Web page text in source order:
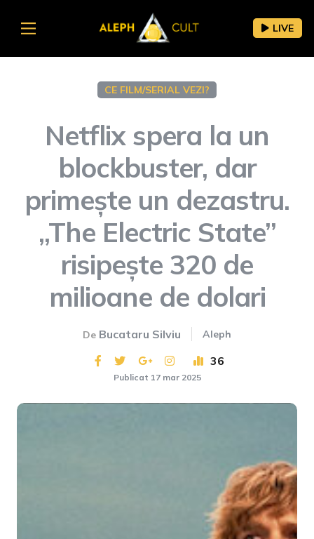
LIVE
CE FILM/SERIAL VEZI?
Netflix spera la un
blockbuster, dar
primește un dezastru.
„The Electric State”
risipește 320 de
milioane de dolari
De Bucataru Silviu Aleph
36
Publicat 17 mar 2025